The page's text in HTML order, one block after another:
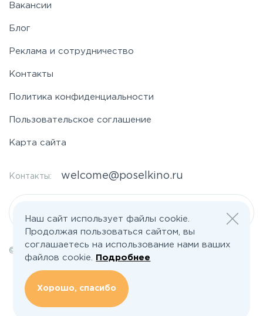
Вакансии
Блог
Реклама и сотрудничество
Контакты
Политика конфиденциальности
Пользовательское соглашение
Карта сайта
Контакты: welcome@poselkino.ru
© 2026 Все права защищены | poselkino.ru
ИП Маслов Дмитрий Валерьевич
ИНН 503406273833
+79647266008
142613, Московская область, Орехово-Зуево, ул. Северная, д.14, кв.145
Наш сайт использует файлы cookie.
Продолжая пользоваться сайтом, вы
соглашаетесь на использование нами ваших
файлов cookie.
Подробнее
Хорошо, спасибо